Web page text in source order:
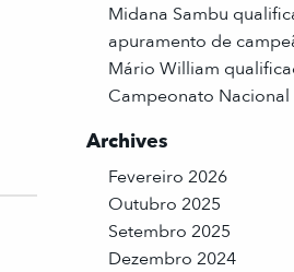
Midana Sambu
apuramento de
Mário William
Campeonato Nacional
Archives
Fevereiro 2026
Outubro 2025
Setembro 2025
Dezembro 2024